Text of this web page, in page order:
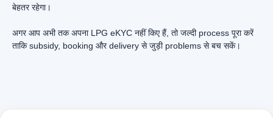
बेहतर रहेगा।
अगर आप अभी तक अपना LPG eKYC नहीं किए हैं, तो जल्दी process पूरा करें
ताकि subsidy, booking और delivery से जुड़ी problems से बच सकें।